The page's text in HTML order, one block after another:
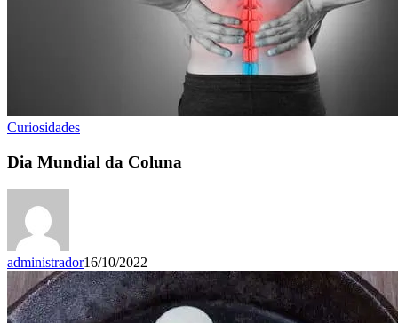
Curiosidades
Dia Mundial da Coluna
administrador16/10/2022